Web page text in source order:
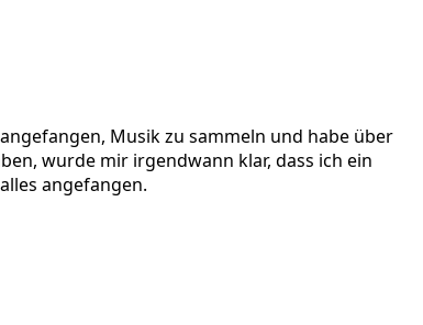
Musik zu sammeln und habe über
wurde mir irgendwann klar, dass ich ein
angefangen.